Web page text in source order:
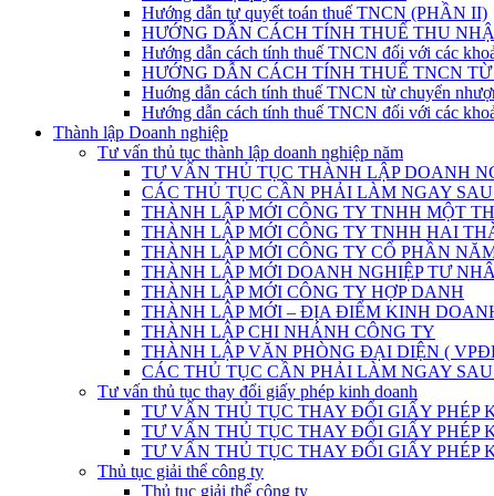
Hướng dẫn tự quyết toán thuế TNCN (PHẦN II)
HƯỚNG DẪN CÁCH TÍNH THUẾ THU
Hướng dẫn cách tính thuế TNCN đối với các
HƯỚNG DẪN CÁCH TÍNH THUẾ TNCN
Huớng dẫn cách tính thuế TNCN từ chuyển
Hướng dẫn cách tính thuế TNCN đối với các
Thành lập Doanh nghiệp
Tư vấn thủ tục thành lập doanh nghiệp năm
TƯ VẤN THỦ TỤC THÀNH LẬP DOANH
CÁC THỦ TỤC CẦN PHẢI LÀM NGAY
THÀNH LẬP MỚI CÔNG TY TNHH MỘT
THÀNH LẬP MỚI CÔNG TY TNHH HAI
THÀNH LẬP MỚI CÔNG TY CỔ PHẦN
THÀNH LẬP MỚI DOANH NGHIỆP TƯ
THÀNH LẬP MỚI CÔNG TY HỢP DANH
THÀNH LẬP MỚI – ĐỊA ĐIỂM KINH
THÀNH LẬP CHI NHÁNH CÔNG TY
THÀNH LẬP VĂN PHÒNG ĐẠI DIỆN (
CÁC THỦ TỤC CẦN PHẢI LÀM NGAY
Tư vấn thủ tục thay đổi giấy phép kinh doanh
TƯ VẤN THỦ TỤC THAY ĐỔI GIẤY PHÉP
TƯ VẤN THỦ TỤC THAY ĐỔI GIẤY PHÉP
TƯ VẤN THỦ TỤC THAY ĐỔI GIẤY PHÉP
Thủ tục giải thể công ty
Thủ tục giải thể công ty